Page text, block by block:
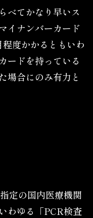
べてかなり早いス
イナンバーカード
度かかるともいわ
ードを持っている
場合にのみ有力と
定の国内医療機関
わゆる「PCR検査